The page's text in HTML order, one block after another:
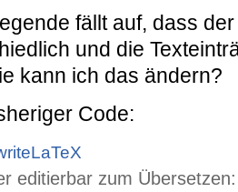
fällt auf, dass
und die
kann ich das ändern?
Code:
editierbar zum Übersetzen: